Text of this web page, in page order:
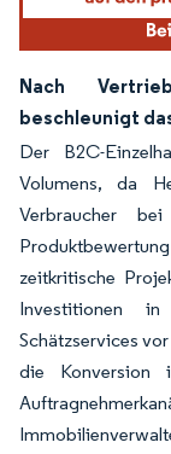
Nach
beschleunigt
Der B2C-
Volumens, da
Verbraucher
zeitkritische
Investitionen
Schätzservices
die Konversion